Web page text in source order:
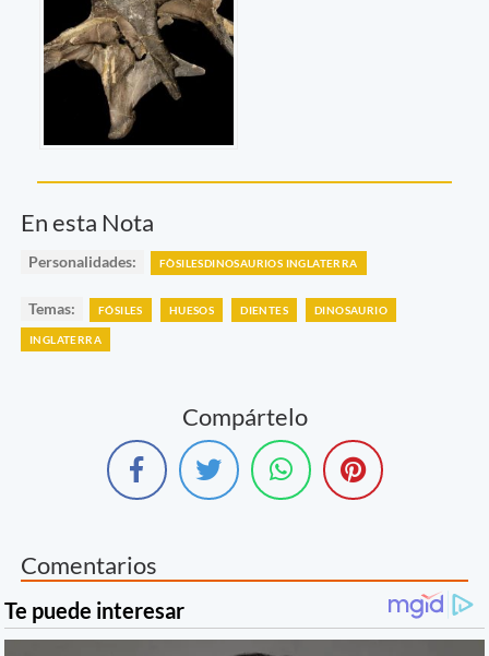
En esta Nota
Personalidades: FÒSILESDINOSAURIOS INGLATERRA
Temas: FÓSILES HUESOS DIENTES DINOSAURIO
INGLATERRA
Compártelo
Comentarios